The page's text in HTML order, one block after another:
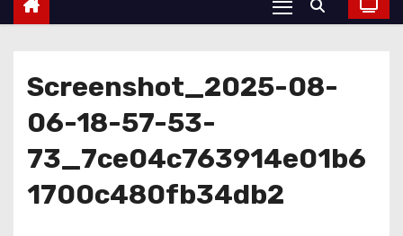
Screenshot_2025-08-
06-18-57-53-
73_7ce04c763914e01b6
1700c480fb34db2